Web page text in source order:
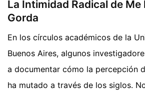
La Intimidad Radical de Me
Gorda
En los círculos académicos de la
Buenos Aires, algunos
a documentar cómo la percepción
ha mutado a través de los siglos.